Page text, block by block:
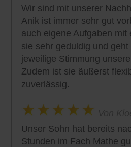
Wir sind mit unserer
Anik ist immer sehr gut
auch eigene Aufgaben mit
sie sehr geduldig und
jeweilige Stimmung
Zudem ist sie äußerst
zuverlässig.
Unser Sohn hat bereits
Stunden im Fach Mathe